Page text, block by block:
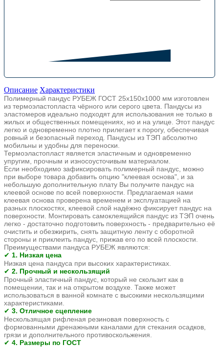
Описание Характеристики
Полимерный пандус РУБЕЖ ГОСТ 25х150x1000 мм изготовлен
из термоэластопласта чёрного или серого цвета. Пандусы из
эластомеров идеально подходят для использования не только в
жилых и общественных помещениях, но и на улице. Этот пандус
легко и одновременно плотно прилегает к порогу, обеспечивая
ровный и безопасный переход. Пандусы из ТЭП абсолютно
мобильны и удобны для переноски.
Термоэластопласт является эластичным и одновременно
упругим, прочным и износоусточивым материалом.
Если необходимо зафиксировать полимерный пандус, можно
при выборе товара добавить опцию "клеевая основа", и за
небольшую дополнительную плату Вы получите пандус на
клеевой основе по всей поверхности. Предлагаемая нами
клеевая основа проверена временем и эксплуатацией на
разных плоскостях, клеевой слой надёжно фиксирует пандус на
поверхности. Монтировать самоклеящийся пандус из ТЭП очень
легко - достаточно подготовить поверхность - предварительно её
очистить и обезжирить, снять защитную ленту с оборотной
стороны и приклеить пандус, прижав его по всей плоскости.
Преимуществами пандуса РУБЕЖ являются:
✔ 1. Низкая цена
Низкая цена пандуса при высоких характеристиках.
✔ 2. Прочный и нескользящий
Прочный эластичный пандус, который не скользит как в
помещении, так и на открытом воздухе. Также может
использоваться в ванной комнате с высокими нескользящими
характеристиками.
✔ 3. Отличное сцепление
Нескользящая рифленая резиновая поверхность с
формованными дренажными каналами для стекания осадков,
грязи и дополнительного противоскольжения.
✔ 4. Размеры по ГОСТ